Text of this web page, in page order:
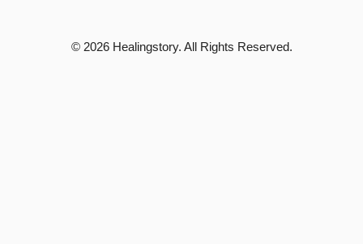
© 2026 Healingstory. All Rights Reserved.